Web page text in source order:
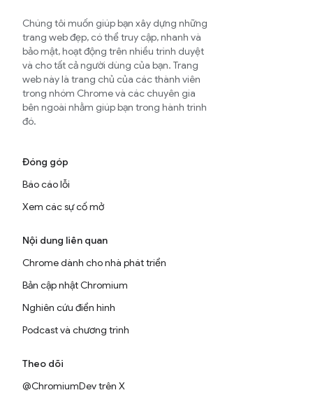
Chúng tôi muốn giúp bạn xây dựng những
trang web đẹp, có thể truy cập, nhanh và
bảo mật, hoạt động trên nhiều trình duyệt
và cho tất cả người dùng của bạn. Trang
web này là trang chủ của các thành viên
trong nhóm Chrome và các chuyên gia
bên ngoài nhằm giúp bạn trong hành trình
đó.
Đóng góp
Báo cáo lỗi
Xem các sự cố mở
Nội dung liên quan
Chrome dành cho nhà phát triển
Bản cập nhật Chromium
Nghiên cứu điển hình
Podcast và chương trình
Theo dõi
@ChromiumDev trên X